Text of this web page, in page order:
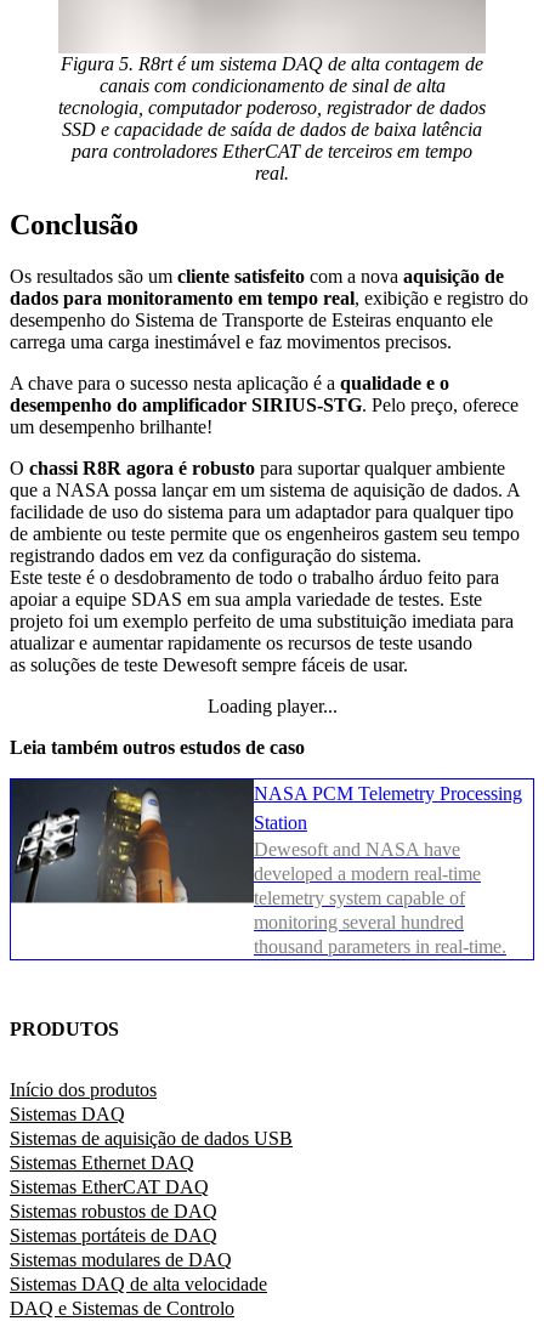
Figura 5. R8rt é um sistema DAQ de alta contagem de
canais com condicionamento de sinal de alta
tecnologia, computador poderoso, registrador de dados
SSD e capacidade de saída de dados de baixa latência
para controladores EtherCAT de terceiros em tempo
real.
Conclusão
Os resultados são um cliente satisfeito com a nova aquisição de
dados para monitoramento em tempo real, exibição e registro do
desempenho do Sistema de Transporte de Esteiras enquanto ele
carrega uma carga inestimável e faz movimentos precisos.
A chave para o sucesso nesta aplicação é a qualidade e o
desempenho do amplificador SIRIUS-STG. Pelo preço, oferece
um desempenho brilhante!
O chassi R8R agora é robusto para suportar qualquer ambiente
que a NASA possa lançar em um sistema de aquisição de dados. A
facilidade de uso do sistema para um adaptador para qualquer tipo
de ambiente ou teste permite que os engenheiros gastem seu tempo
registrando dados em vez da configuração do sistema.
Este teste é o desdobramento de todo o trabalho árduo feito para
apoiar a equipe SDAS em sua ampla variedade de testes. Este
projeto foi um exemplo perfeito de uma substituição imediata para
atualizar e aumentar rapidamente os recursos de teste usando
as soluções de teste Dewesoft sempre fáceis de usar.
Loading player...
Leia também outros estudos de caso
NASA PCM Telemetry Processing
Station
Dewesoft and NASA have
developed a modern real-time
telemetry system capable of
monitoring several hundred
thousand parameters in real-time.
PRODUTOS
Início dos produtos
Sistemas DAQ
Sistemas de aquisição de dados USB
Sistemas Ethernet DAQ
Sistemas EtherCAT DAQ
Sistemas robustos de DAQ
Sistemas portáteis de DAQ
Sistemas modulares de DAQ
Sistemas DAQ de alta velocidade
DAQ e Sistemas de Controlo